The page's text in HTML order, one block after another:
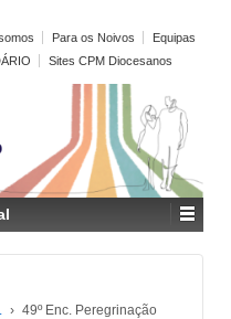
Para os Noivos
Equipas
Sites CPM Diocesanos
› 49º Enc. Peregrinação